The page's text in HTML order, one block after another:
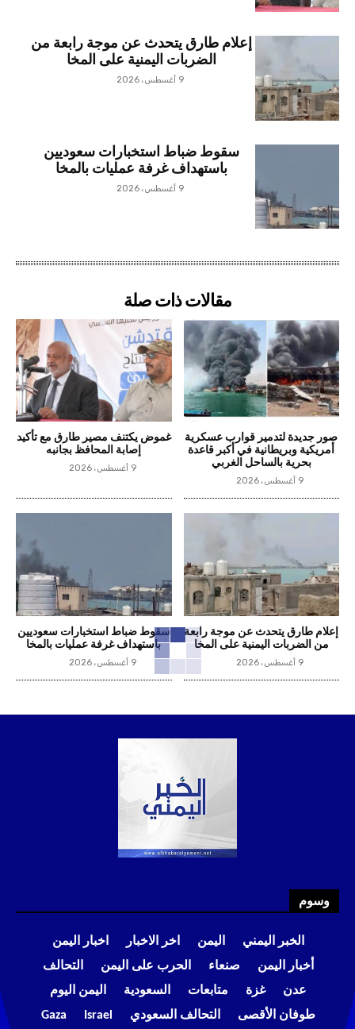
إعلام طارق يتحدث عن موجة رابعة من
الضربات اليمنية على المخا
9 أغسطس، 2026
سقوط ضباط استخبارات سعوديين
باستهداف غرفة عمليات بالمخا
9 أغسطس، 2026
مقالات ذات صلة
صور جديدة لتدمير قوارب عسكرية
أمريكية وبريطانية في أكبر قاعدة
بحرية بالساحل الغربي
9 أغسطس، 2026
غموض يكتنف مصير طارق مع تأكيد
إصابة المحافظ بجانبه
9 أغسطس، 2026
إعلام طارق يتحدث عن موجة رابعة
من الضربات اليمنية على المخا
9 أغسطس، 2026
سقوط ضباط استخبارات سعوديين
باستهداف غرفة عمليات بالمخا
9 أغسطس، 2026
وسوم
الخبر اليمني اليمن اخر الاخبار
اخبار اليمن
أخبار اليمن
صنعاء الحرب على اليمن
التحالف
عدن
غزة متابعات السعودية
اليمن اليوم
طوفان الأقصى
التحالف السعودي Israel
Gaza